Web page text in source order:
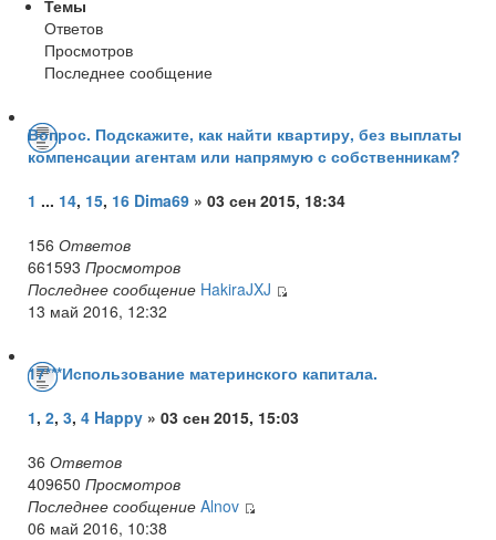
Темы
Ответов
Просмотров
Последнее сообщение
Вопрос. Подскажите, как найти квартиру, без выплаты
компенсации агентам или напрямую с собственникам?
1 ... 14, 15, 16 Dima69 » 03 сен 2015, 18:34
156 Ответов
661593 Просмотров
Последнее сообщение HakiraJXJ
13 май 2016, 12:32
17***Использование материнского капитала.
1, 2, 3, 4 Happy » 03 сен 2015, 15:03
36 Ответов
409650 Просмотров
Последнее сообщение Alnov
06 май 2016, 10:38